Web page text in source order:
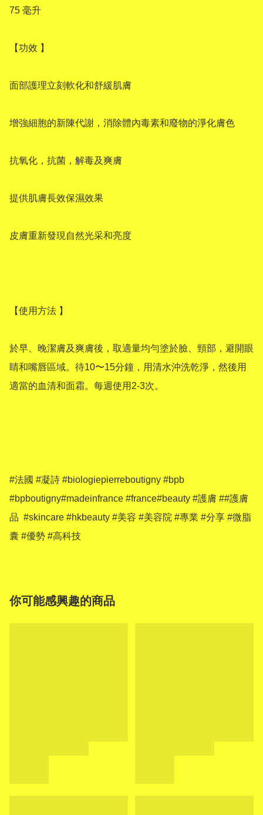
75 毫升
【功效 】
面部護理立刻軟化和舒緩肌膚
增強細胞的新陳代謝，消除體內毒素和廢物的淨化膚色
抗氧化，抗菌，解毒及爽膚
提供肌膚長效保濕效果
皮膚重新發現自然光采和亮度
【使用方法 】
於早、晚潔膚及爽膚後，取適量均勻塗於臉、頸部，避開眼
睛和嘴唇區域。待10〜15分鐘，用清水沖洗乾淨，然後用
適當的血清和面霜。每週使用2-3次。
#法國 #凝詩 #biologiepierreboutigny #bpb
#bpboutigny#madeinfrance #france#beauty #護膚 ##護膚
品  #skincare #hkbeauty #美容 #美容院 #專業 #分享 #微脂
囊 #優勢 #高科技
你可能感興趣的商品